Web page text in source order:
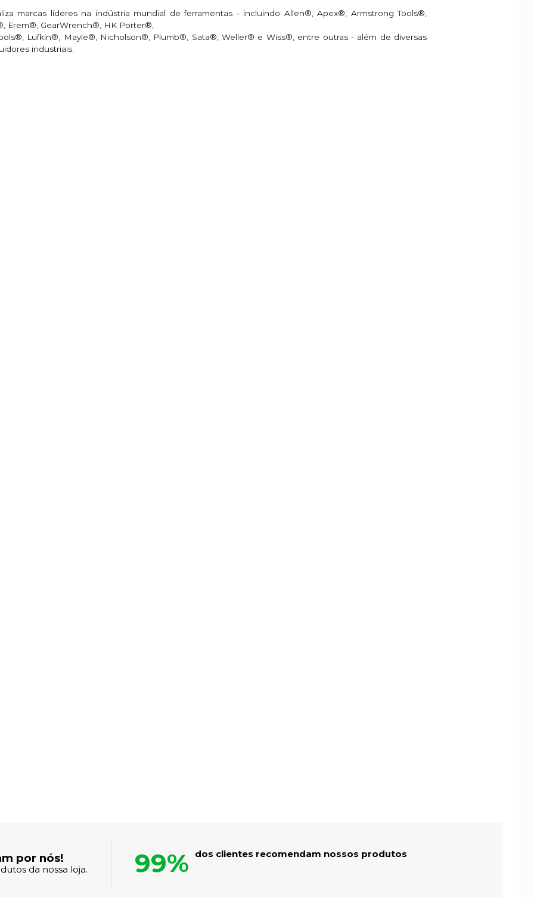
marcas líderes na indústria mundial de ferramentas - incluindo Allen®, Apex®, Armstrong Tools®,
Erem®, GearWrench®, HK Porter®,
Lufkin®, Mayle®, Nicholson®, Plumb®, Sata®, Weller® e Wiss®, entre outras - além de diversas
industriais.
por nós!
da nossa loja. 99% dos clientes recomendam nossos produtos